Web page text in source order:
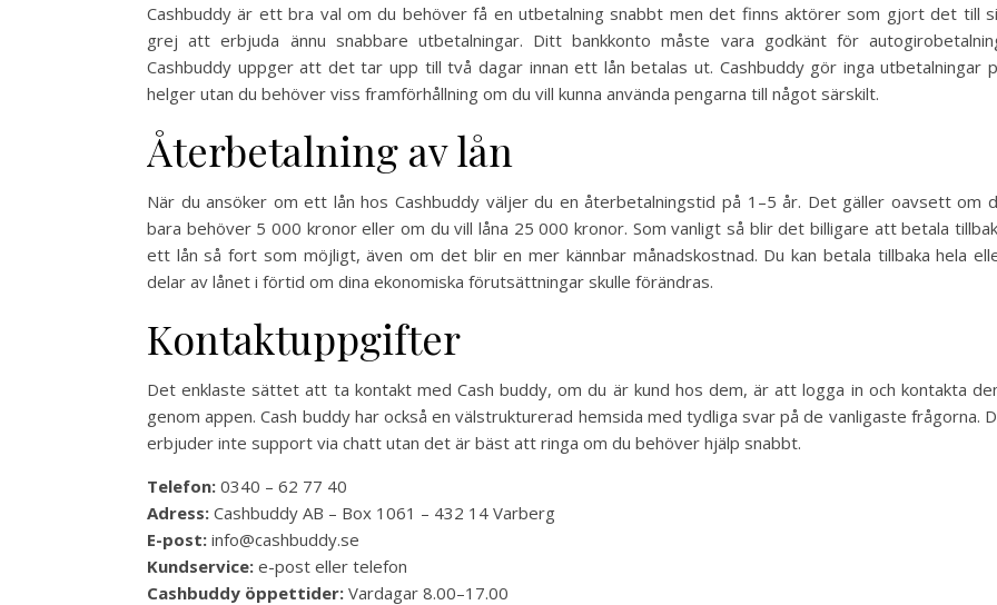
Cashbuddy är ett bra val om du behöver få en utbetalning snabbt men det finns aktörer som gjort det till
grej att erbjuda ännu snabbare utbetalningar. Ditt bankkonto måste vara godkänt för
Cashbuddy uppger att det tar upp till två dagar innan ett lån betalas ut. Cashbuddy gör inga utbetalningar
helger utan du behöver viss framförhållning om du vill kunna använda pengarna till något särskilt.
Återbetalning av lån
När du ansöker om ett lån hos Cashbuddy väljer du en återbetalningstid på 1–5 år. Det gäller oavsett om
bara behöver 5 000 kronor eller om du vill låna 25 000 kronor. Som vanligt så blir det billigare att betala
ett lån så fort som möjligt, även om det blir en mer kännbar månadskostnad. Du kan betala tillbaka hela
delar av lånet i förtid om dina ekonomiska förutsättningar skulle förändras.
Kontaktuppgifter
Det enklaste sättet att ta kontakt med Cash buddy, om du är kund hos dem, är att logga in och kontakta
genom appen. Cash buddy har också en välstrukturerad hemsida med tydliga svar på de vanligaste frågorna.
erbjuder inte support via chatt utan det är bäst att ringa om du behöver hjälp snabbt.
Telefon: 0340 – 62 77 40
Adress: Cashbuddy AB – Box 1061 – 432 14 Varberg
E-post: info@cashbuddy.se
Kundservice: e-post eller telefon
Cashbuddy öppettider: Vardagar 8.00–17.00